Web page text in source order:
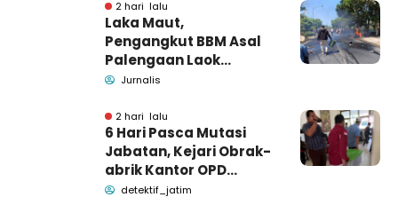
2 hari lalu
Laka Maut,
Pengangkut BBM Asal
Palengaan Laok
Pamekasan Meninggal
Jurnalis
2 hari lalu
6 Hari Pasca Mutasi
Jabatan, Kejari Obrak-
abrik Kantor OPD
Pemkab Pamekasan
detektif_jatim